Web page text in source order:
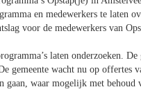
en medewerkers te laten
voor de medewerkers van
laten onderzoeken.
gemeente wacht nu op offertes
gaan, waar mogelijk met behoud